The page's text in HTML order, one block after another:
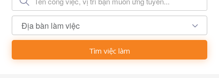
Địa bàn làm việc
Tìm việc làm